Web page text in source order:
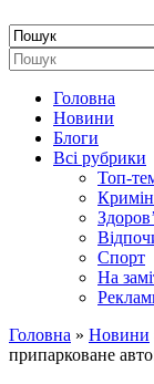
Головна
Новини
Блоги
Всі рубрики
Топ-
Спорт
На
Головна » Новини
припарковане